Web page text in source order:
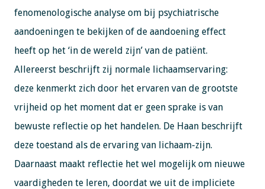
fenomenologische analyse om bij psychiatrische
aandoeningen te bekijken of de aandoening effect
heeft op het ‘in de wereld zijn’ van de patiënt.
Allereerst beschrijft zij normale lichaamservaring:
deze kenmerkt zich door het ervaren van de grootste
vrijheid op het moment dat er geen sprake is van
bewuste reflectie op het handelen. De Haan beschrijft
deze toestand als de ervaring van lichaam-zijn.
Daarnaast maakt reflectie het wel mogelijk om nieuwe
vaardigheden te leren, doordat we uit de impliciete